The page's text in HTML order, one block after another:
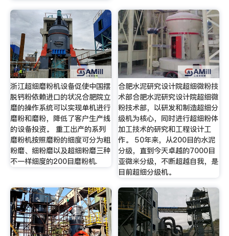
浙江超细磨粉机设备促使中国摆
脱钙粉依赖进口的状况合肥院立
磨的操作系统可以实现单机进行
磨粉和磨粉，降低了客户生产线
的设备投资。 重工出产的系列
磨粉机按照磨粉的细度可分为粗
粉磨、细粉磨以及超细粉磨三种
不一样细度的200目磨粉机.
合肥水泥研究设计院超细微粉技
术部合肥水泥研究设计院超细微
粉技术部，以研发和制造超细分
级机为核心，同时进行超细粉体
加工技术的研究和工程设计工
作。 50年来，从200目的水泥
分级，直到今天卓越的7000目
亚微米分级，不断超越自我，是
目前超细分级机。